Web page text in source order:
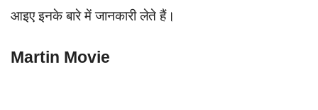
आइए इनके बारे में जानकारी लेते हैं।
Martin Movie